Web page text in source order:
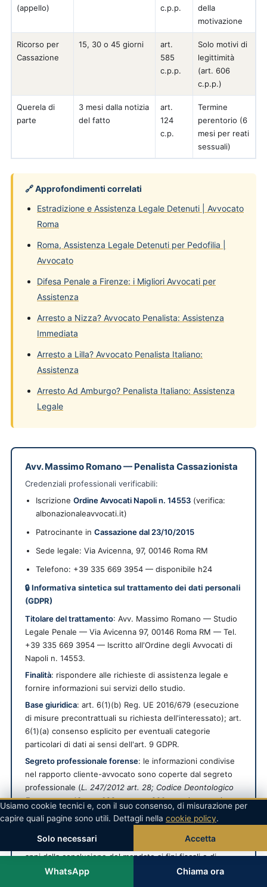
(appello)
c.p.p.
della
motivazione
Ricorso per
Cassazione
15, 30 o 45 giorni
art.
585
c.p.p.
Solo motivi di
legittimità
(art. 606
c.p.p.)
Querela di
parte
3 mesi dalla notizia
del fatto
art.
124
c.p.
Termine
perentorio (6
mesi per reati
sessuali)
🔗 Approfondimenti correlati
Estradizione e Assistenza Legale Detenuti | Avvocato
Roma
Roma, Assistenza Legale Detenuti per Pedofilia |
Avvocato
Difesa Penale a Firenze: i Migliori Avvocati per
Assistenza
Arresto a Nizza? Avvocato Penalista: Assistenza
Immediata
Arresto a Lilla? Avvocato Penalista Italiano:
Assistenza
Arresto Ad Amburgo? Penalista Italiano: Assistenza
Legale
Avv. Massimo Romano— Penalista Cassazionista
Credenziali professionali verificabili:
Iscrizione Ordine Avvocati Napoli n. 14553 (verifica:
albonazionaleavvocati.it)
Patrocinante in Cassazione dal 23/10/2015
Sede legale: Via Avicenna, 97, 00146 Roma RM
Telefono: +39 335 669 3954 — disponibile h24
🔒 Informativa sintetica sul trattamento dei dati personali
(GDPR)
Titolare del trattamento: Avv. Massimo Romano — Studio
Legale Penale — Via Avicenna 97, 00146 Roma RM — Tel.
+39 335 669 3954 — Iscritto all'Ordine degli Avvocati di
Napoli n. 14553.
Finalità: rispondere alle richieste di assistenza legale e
fornire informazioni sui servizi dello studio.
Base giuridica: art. 6(1)(b) Reg. UE 2016/679 (esecuzione
di misure precontrattuali su richiesta dell'interessato); art.
6(1)(a) consenso esplicito per eventuali categorie
particolari di dati ai sensi dell'art. 9 GDPR.
Segreto professionale forense: le informazioni condivise
nel rapporto cliente-avvocato sono coperte dal segreto
professionale (L. 247/2012 art. 28; Codice Deontologico
Forense art. 13; art. 622 c.p.; art. 200 c.p.p.), protezione
che si aggiunge a quella prevista dal GDPR.
della richiesta. In caso di conferimento incarico, fino a 10
anni dalla conclusione del mandato ai fini fiscali e di
responsabilità professionale (DPR 633/72 e Codice
WhatsApp Chiama ora
Usiamo cookie tecnici e, con il suo consenso, di misurazione per
capire quali pagine sono utili. Dettagli nella cookie policy.
Solo necessari Accetta